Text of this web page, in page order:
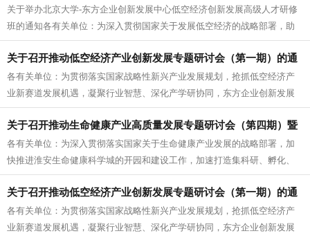
人才研修班的通知
关于举办北京大学-东方企业创新发展中心低空经济创新发展高级人才研修
班的通知各有关单位：为深入贯彻国家关于发展低空经济的战略部署，助
力理事单位把握低空经济发展机遇...
关于召开推动低空经济产业创新发展专题研讨会（第一期）的通
知
各有关单位：为贯彻落实国家战略性新兴产业发展规划，抢抓低空经济产
业新赛道发展机遇，凝聚行业智慧、深化产学研协同，东方企业创新发展
中心将召开“低空经济产业创新发展...
关于召开推动生命健康产业高质量发展专题研讨会（第四期）暨
淮安生命健康科学城项目动员部署会的通知
各有关单位：为深入贯彻落实国家关于生命健康产业发展的战略部署，加
快推进淮安生命健康科学城的开园和建设工作，加速打造集科研、孵化、
产业、服务于一体的综合性生命健康...
关于召开推动低空经济产业创新发展专题研讨会（第一期）的通
知
各有关单位：为贯彻落实国家战略性新兴产业发展规划，抢抓低空经济产
业新赛道发展机遇，凝聚行业智慧、深化产学研协同，东方企业创新发展